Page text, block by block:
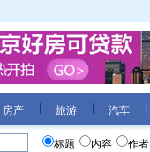
房产 旅游 汽车
标题 内容 作者